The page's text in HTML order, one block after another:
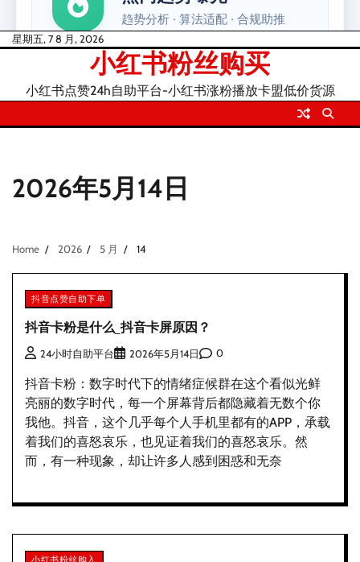
Skip星期五, 7 8 月, 2026
小红书粉丝购买
小红书点赞24h自助平台-小红书涨粉播放卡盟低价货源
2026年5月14日
Home 2026 5 月 14
抖音点赞自助下单
抖音卡粉是什么_抖音卡屏原因？
24小时自助平台 2026年5月14日 0
抖音卡粉：数字时代下的情绪症候群在这个看似光鲜
亮丽的数字时代，每一个屏幕背后都隐藏着无数个你
我他。抖音，这个几乎每个人手机里都有的APP，承载
着我们的喜怒哀乐，也见证着我们的喜怒哀乐。然
而，有一种现象，却让许多人感到困惑和无奈
小红书粉丝购入